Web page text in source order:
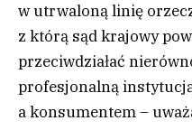
w utrwaloną linię
z którą sąd krajowy
przeciwdziałać
profesjonalną
a konsumentem –